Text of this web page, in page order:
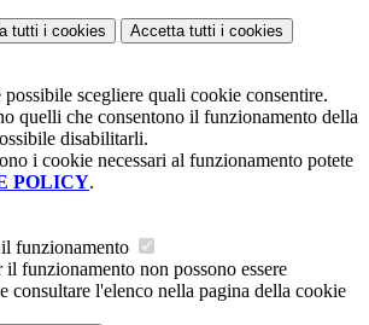
tutti i cookies Accetta tutti i cookies
possibile scegliere quali cookie consentire.
quelli che consentono il funzionamento della
disabilitarli.
i cookie necessari al funzionamento potete
POLICY.
funzionamento
il funzionamento non possono essere
consultare l'elenco nella pagina della cookie